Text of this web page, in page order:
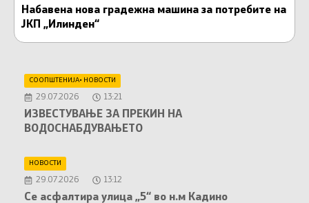
Набавена нова градежна машина за потребите на
ЈКП „Илинден“
СООПШТЕНИЈА• НОВОСТИ
29.07.2026 13:21
ИЗВЕСТУВАЊЕ ЗА ПРЕКИН НА
ВОДОСНАБДУВАЊЕТО
НОВОСТИ
29.07.2026 13:12
Се асфалтира улица „5“ во н.м Кадино